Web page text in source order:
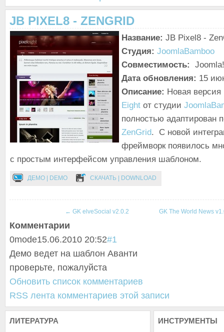
JB PIXEL8 - ZENGRID
Название: JB Pixel8 -
Студия: JoomlaBamboo
Совместимость:
Дата обновления: 15
Описание: Новая
Eight от студии
полностью адаптирован
ZenGrid. С новой
фреймворк появилось
с простым интерфейсом управления шаблоном.
ДЕМО | DEMO СКАЧАТЬ | DOWNLOAD
← GK elveSocial v2.0.2 GK The World News
Комментарии
0mode15.06.2010 20:52#1
Демо ведет на шаблон Аванти
проверьте, пожалуйста
Обновить список комментариев
RSS лента комментариев этой записи
ЛИТЕРАТУРА ИНСТРУМЕНТЫ